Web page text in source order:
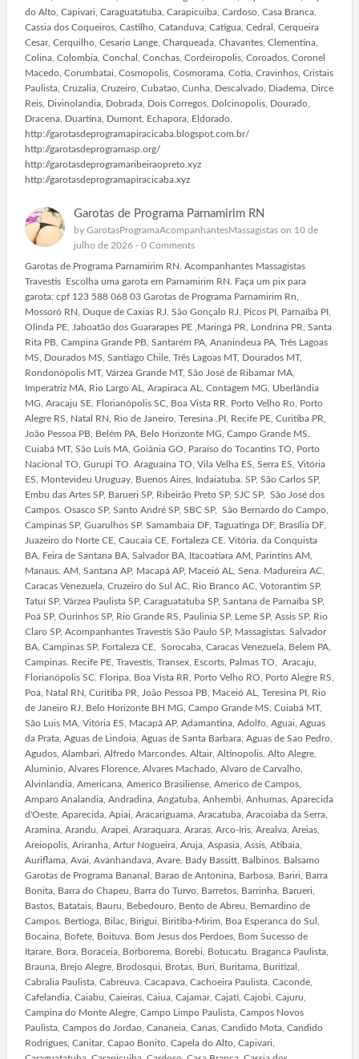
do Alto, Capivari, Caraguatatuba, Carapicuiba, Cardoso, Casa Branca,
Cassia dos Coqueiros, Castilho, Catanduva, Catigua, Cedral, Cerqueira
Cesar, Cerquilho, Cesario Lange, Charqueada, Chavantes, Clementina,
Colina, Colombia, Conchal, Conchas, Cordeiropolis, Coroados, Coronel
Macedo, Corumbatai, Cosmopolis, Cosmorama, Cotia, Cravinhos, Cristais
Paulista, Cruzalia, Cruzeiro, Cubatao, Cunha, Descalvado, Diadema, Dirce
Reis, Divinolandia, Dobrada, Dois Corregos, Dolcinopolis, Dourado,
Dracena, Duartina, Dumont, Echapora, Eldorado,
http://garotasdeprogramapiracicaba.blogspot.com.br/
http://garotasdeprogramasp.org/
http://garotasdeprogramaribeiraopreto.xyz
http://garotasdeprogramapiracicaba.xyz
Garotas de Programa Parnamirim RN
by GarotasProgramaAcompanhantesMassagistason 10 de
julho de 2026 - 0 Comments
Garotas de Programa Parnamirim RN. Acompanhantes Massagistas
Travestis Escolha uma garota em Parnamirim RN. Faça um pix para
garota: cpf 123 588 068 03 Garotas de Programa Parnamirim Rn,
Mossoró RN, Duque de Caxias RJ, São Gonçalo RJ, Picos PI, Parnaíba PI,
Olinda PE, Jaboatão dos Guararapes PE ,Maringá PR, Londrina PR, Santa
Rita PB, Campina Grande PB, Santarém PA, Ananindeua PA, Três Lagoas
MS, Dourados MS, Santiago Chile, Três Lagoas MT, Dourados MT,
Rondonópolis MT, Várzea Grande MT, São José de Ribamar MA,
Imperatriz MA, Rio Largo AL, Arapiraca AL, Contagem MG, Uberlândia
MG, Aracaju SE. Florianópolis SC, Boa Vista RR, Porto Velho Ro, Porto
Alegre RS, Natal RN, Rio de Janeiro, Teresina .PI, Recife PE, Curitiba PR,
João Pessoa PB, Belém PA, Belo Horizonte MG, Campo Grande MS.
Cuiabá MT, São Luís MA, Goiânia GO, Paraíso do Tocantins TO, Porto
Nacional TO, Gurupi TO. Araguaína TO, Vila Velha ES, Serra ES, Vitória
ES, Montevideu Uruguay, Buenos Aires, Indaiatuba. SP, São Carlos SP,
Embu das Artes SP, Barueri SP, Ribeirão Preto SP, SJC SP, São José dos
Campos. Osasco SP, Santo André SP, SBC SP, São Bernardo do Campo,
Campinas SP, Guarulhos SP. Samambaia DF, Taguatinga DF, Brasília DF,
Juazeiro do Norte CE, Caucaia CE, Fortaleza CE. Vitória. da Conquista
BA, Feira de Santana BA, Salvador BA, Itacoatiara AM, Parintins AM,
Manaus. AM, Santana AP, Macapá AP, Maceió AL, Sena. Madureira AC,
Caracas Venezuela, Cruzeiro do Sul AC, Rio Branco AC, Votorantim SP,
Tatuí SP, Várzea Paulista SP, Caraguatatuba SP, Santana de Parnaíba SP,
Poá SP, Ourinhos SP, Rio Grande RS, Paulinia SP, Leme SP, Assis SP, Rio
Claro SP, Acompanhantes Travestis São Paulo SP, Massagistas. Salvador
BA, Campinas SP, Fortaleza CE, Sorocaba, Caracas Venezuela, Belem PA,
Campinas. Recife PE, Travestis, Transex, Escorts, Palmas TO, Aracaju,
Florianópolis SC. Floripa, Boa Vista RR, Porto Velho RO, Porto Alegre RS,
Poa, Natal RN, Curitiba PR, João Pessoa PB, Maceió AL, Teresina PI, Rio
de Janeiro RJ, Belo Horizonte BH MG, Campo Grande MS, Cuiabá MT,
São Luis MA, Vitória ES, Macapá AP, Adamantina, Adolfo, Aguai, Aguas
da Prata, Aguas de Lindoia, Aguas de Santa Barbara, Aguas de Sao Pedro,
Agudos, Alambari, Alfredo Marcondes, Altair, Altinopolis, Alto Alegre,
Aluminio, Alvares Florence, Alvares Machado, Alvaro de Carvalho,
Alvinlandia, Americana, Americo Brasiliense, Americo de Campos,
Amparo Analandia, Andradina, Angatuba, Anhembi, Anhumas, Aparecida
d'Oeste, Aparecida, Apiai, Aracariguama, Aracatuba, Aracoiaba da Serra,
Aramina, Arandu, Arapei, Araraquara, Araras, Arco-Iris, Arealva, Areias,
Areiopolis, Ariranha, Artur Nogueira, Aruja, Aspasia, Assis, Atibaia,
Auriflama, Avai, Avanhandava, Avare, Bady Bassitt, Balbinos, Balsamo
Garotas de Programa Bananal, Barao de Antonina, Barbosa, Bariri, Barra
Bonita, Barra do Chapeu, Barra do Turvo. Barretos, Barrinha, Barueri,
Bastos, Batatais, Bauru, Bebedouro, Bento de Abreu, Bernardino de
Campos. Bertioga, Bilac, Birigui, Biritiba-Mirim, Boa Esperanca do Sul,
Bocaina, Bofete, Boituva. Bom Jesus dos Perdoes, Bom Sucesso de
Itarare, Bora, Boraceia, Borborema, Borebi, Botucatu. Braganca Paulista,
Brauna, Brejo Alegre, Brodosqui, Brotas, Buri, Buritama, Buritizal,
Cabralia Paulista, Cabreuva, Cacapava, Cachoeira Paulista, Caconde,
Cafelandia, Caiabu, Caieiras, Caiua, Cajamar, Cajati, Cajobi, Cajuru,
Campina do Monte Alegre, Campo Limpo Paulista, Campos Novos
Paulista, Campos do Jordao, Cananeia, Canas, Candido Mota, Candido
Rodrigues, Canitar, Capao Bonito, Capela do Alto, Capivari,